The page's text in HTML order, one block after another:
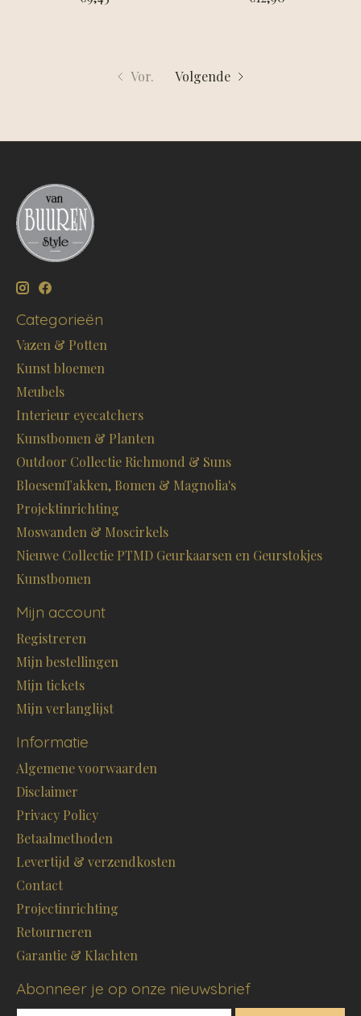
Vor. Volgende
Categorieën
Vazen & Potten
Kunst bloemen
Meubels
Interieur eyecatchers
Kunstbomen & Planten
Outdoor Collectie Richmond & Suns
BloesemTakken, Bomen & Magnolia's
Projektinrichting
Moswanden & Moscirkels
Nieuwe Collectie PTMD Geurkaarsen en Geurstokjes
Kunstbomen
Mijn account
Registreren
Mijn bestellingen
Mijn tickets
Mijn verlanglijst
Informatie
Algemene voorwaarden
Disclaimer
Privacy Policy
Betaalmethoden
Levertijd & verzendkosten
Contact
Projectinrichting
Retourneren
Garantie & Klachten
Abonneer je op onze nieuwsbrief